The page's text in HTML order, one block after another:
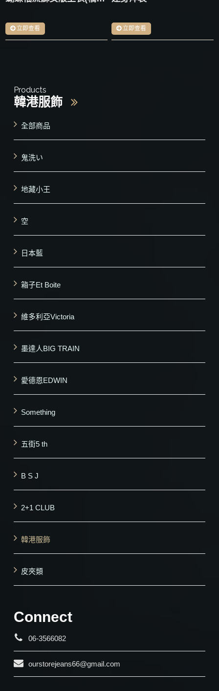
立即查看 立即查看
Products
韓港服飾
全部商品
鬼洗い
地藏小王
空
日本藍
箱子Et Boite
維多利亞Victoria
墨達人BIG TRAIN
愛德恩EDWIN
Something
五街5 th
B S J
2+1 CLUB
韓港服飾
皮夾類
Connect
06-3566082
ourstorejeans66@gmail.com